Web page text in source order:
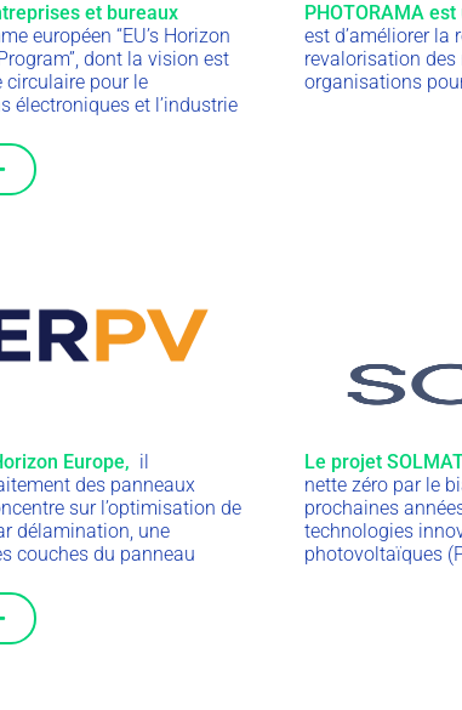
et bureaux
européen “EU’s Horizon
dont la vision est
circulaire pour le
électroniques et l’industrie
PHOTORAMA
est d’améliorer
revalorisation
organisations
Europe, il
des panneaux
sur l’optimisation de
délamination, une
couches du panneau
Le projet
nette zéro par le
prochaines
technologies
photovoltaïques